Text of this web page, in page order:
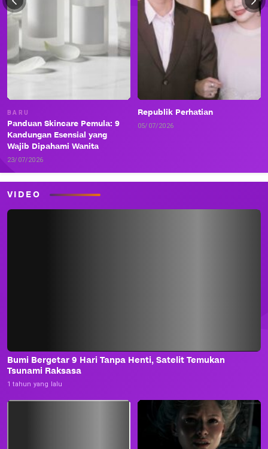
BARU
Panduan Skincare Pemula: 9
Kandungan Esensial yang
Wajib Dipahami Wanita
23/07/2026
Republik Perhatian
05/07/2026
VIDEO
Bumi Bergetar 9 Hari Tanpa Henti, Satelit Temukan
Tsunami Raksasa
1 tahun yang lalu